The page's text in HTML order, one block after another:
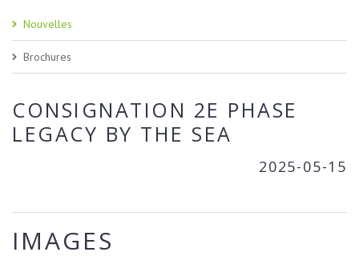
Nouvelles
Brochures
CONSIGNATION 2E PHASE
LEGACY BY THE SEA
2025-05-15
IMAGES